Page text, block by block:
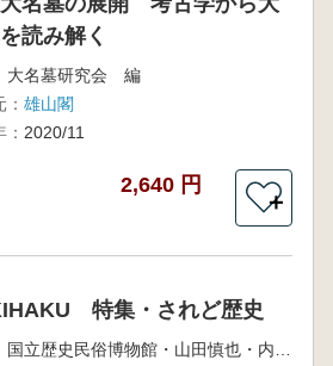
読み解く
大名墓研究会 編
雄山閣
2020/11
2,640 円
＋
特集・されど歴史